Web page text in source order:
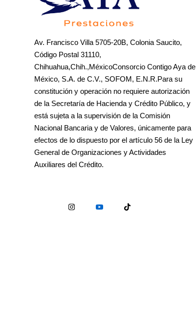
Av. Francisco Villa 5705-20B, Colonia Saucito,
Código Postal 31110,
Chihuahua,Chih.,MéxicoConsorcio Contigo Aya de
México, S.A. de C.V., SOFOM, E.N.R.Para su
constitución y operación no requiere autorización
de la Secretaría de Hacienda y Crédito Público, y
está sujeta a la supervisión de la Comisión
Nacional Bancaria y de Valores, únicamente para
efectos de lo dispuesto por el artículo 56 de la Ley
General de Organizaciones y Actividades
Auxiliares del Crédito.